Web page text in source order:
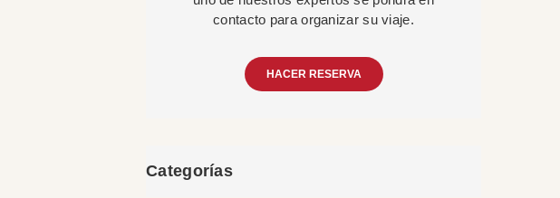
contacto para organizar su viaje.
HACER RESERVA
Categorías